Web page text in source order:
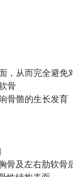
，从而完全避免
骨
骨骼的生长发育
骨及左右肋软骨